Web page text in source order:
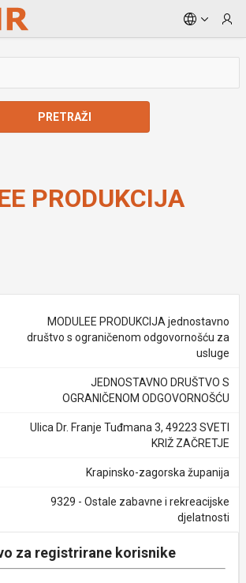
PRETRAŽI
PRODUKCIJA
MODULEE PRODUKCIJA jednostavno
društvo s ograničenom odgovornošću za
usluge
JEDNOSTAVNO DRUŠTVO S
OGRANIČENOM ODGOVORNOŠĆU
Ulica Dr. Franje Tuđmana 3, 49223 SVETI
KRIŽ ZAČRETJE
Krapinsko-zagorska županija
9329 - Ostale zabavne i rekreacijske
djelatnosti
za registrirane korisnike